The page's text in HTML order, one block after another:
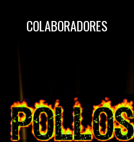
COLABORADORES